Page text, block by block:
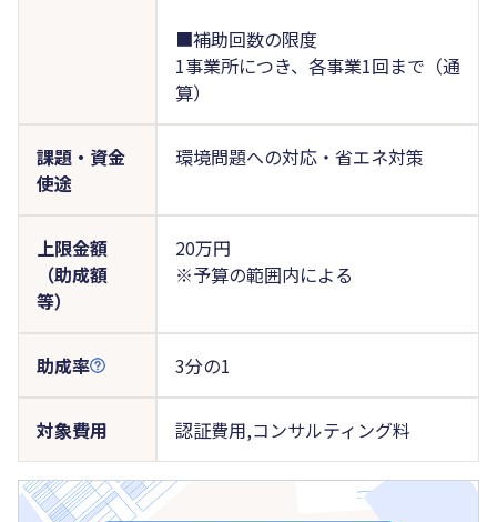
■補助回数の限度
1事業所につき、各事業1回まで（通
算）
課題・資金
使途
環境問題への対応・省エネ対策
上限金額
（助成額
等）
20万円
※予算の範囲内による
助成率 3分の1
対象費用 認証費用,コンサルティング料